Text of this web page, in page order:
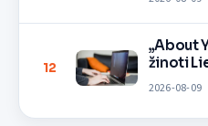
12
„About
žinoti
2026-08-09